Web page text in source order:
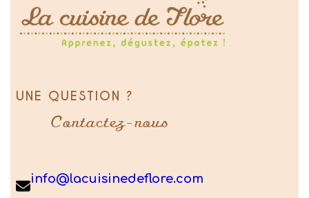
UNE QUESTION ?
Contactez-nous
info@lacuisinedeflore.com